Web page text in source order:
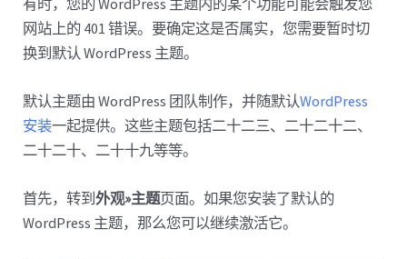
网站上的 401 错误。要确定这是否属实，您需要暂时切
换到默认 WordPress 主题。
默认主题由 WordPress 团队制作，并随默认WordPress
安装一起提供。这些主题包括二十二三、二十二十二、
二十二十、二十十九等等。
首先，转到外观»主题页面。如果您安装了默认的
WordPress 主题，那么您可以继续激活它。